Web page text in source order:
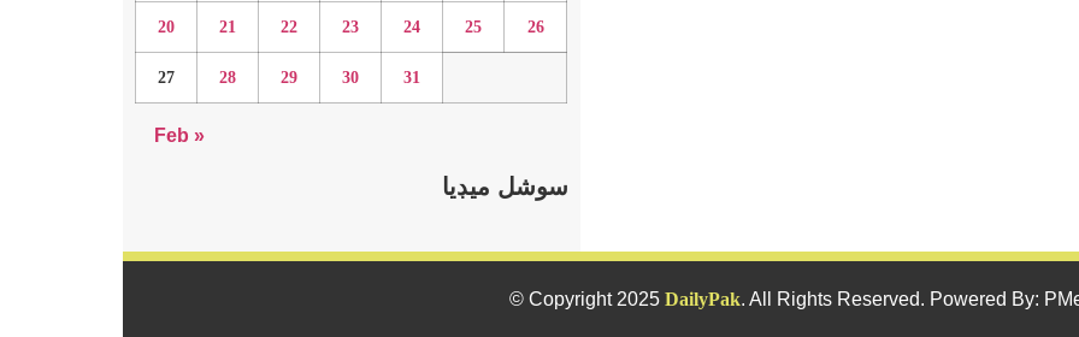
20 21 22 23 24 25 26
27 28 29 30 31
Feb »
سوشل ميڊيا
© Copyright 2025 DailyPak. All Rights Reserved. Powered By: